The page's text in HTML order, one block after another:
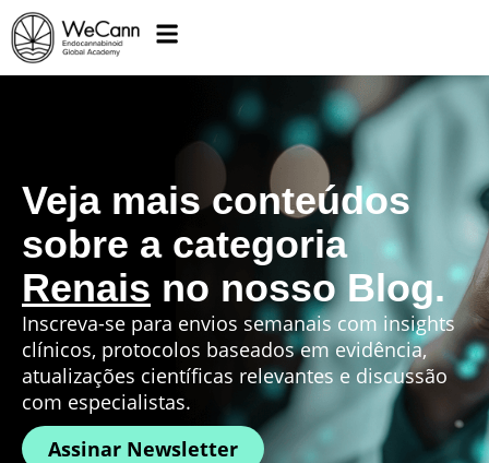
Veja mais conteúdos
sobre a categoria
Renais no nosso Blog.
Inscreva-se para envios semanais com insights
clínicos, protocolos baseados em evidência,
atualizações científicas relevantes e discussão
com especialistas.
Assinar Newsletter